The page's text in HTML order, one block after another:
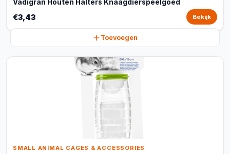
Vadigran Houten Halters Knaagdierspeelgoed
€3,43 Bekijk
Toevoegen
SMALL ANIMAL CAGES & ACCESSORIES